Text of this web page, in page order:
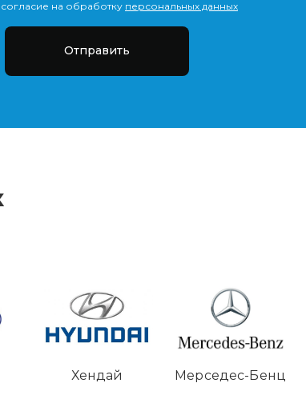
на обработку персональных данных
Отправить
Хендай Мерседес-Бенц